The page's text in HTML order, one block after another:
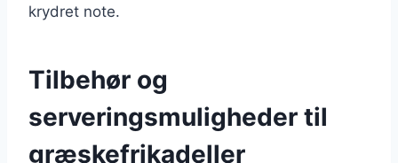
krydret note.
Tilbehør og
serveringsmuligheder til
græskefrikadeller